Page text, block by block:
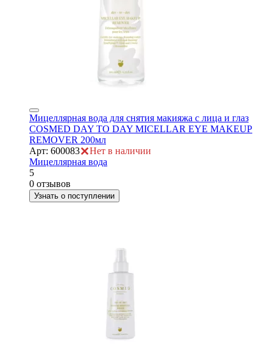
Мицеллярная вода для снятия макияжа с лица и глаз
COSMED DAY TO DAY MICELLAR EYE MAKEUP
REMOVER 200мл
Арт: 600083
Нет в наличии
Мицеллярная вода
5
0 отзывов
Узнать о поступлении